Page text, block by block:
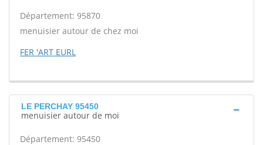
Département: 95870
menuisier autour de chez moi
FER 'ART EURL
LE PERCHAY 95450
menuisier autour de moi
Département: 95450